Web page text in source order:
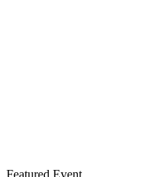
Featured Event